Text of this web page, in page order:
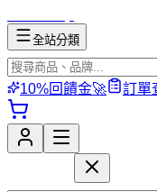
全站分類
10%回饋金🚀 訂單